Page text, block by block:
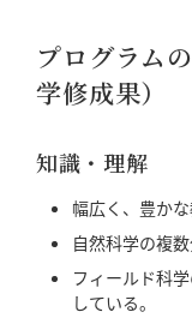
プログラム
学修成果）
知識・理解
幅広く、豊か
自然科学の複
フィールド科
している。